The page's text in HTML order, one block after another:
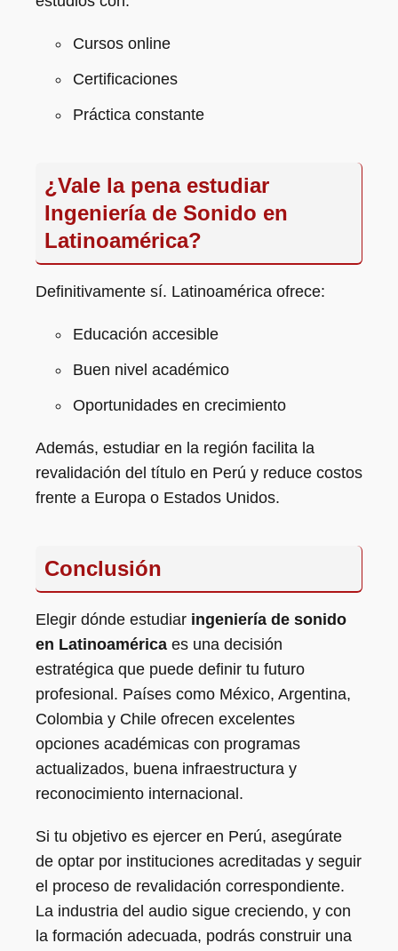
Cursos online
Certificaciones
Práctica constante
¿Vale la pena estudiar
Ingeniería de Sonido en
Latinoamérica?
Definitivamente sí. Latinoamérica ofrece:
Educación accesible
Buen nivel académico
Oportunidades en crecimiento
Además, estudiar en la región facilita la
revalidación del título en Perú y reduce costos
frente a Europa o Estados Unidos.
Conclusión
Elegir dónde estudiar ingeniería de sonido
en Latinoamérica es una decisión
estratégica que puede definir tu futuro
profesional. Países como México, Argentina,
Colombia y Chile ofrecen excelentes
opciones académicas con programas
actualizados, buena infraestructura y
reconocimiento internacional.
Si tu objetivo es ejercer en Perú, asegúrate
de optar por instituciones acreditadas y seguir
el proceso de revalidación correspondiente.
La industria del audio sigue creciendo, y con
la formación adecuada, podrás construir una